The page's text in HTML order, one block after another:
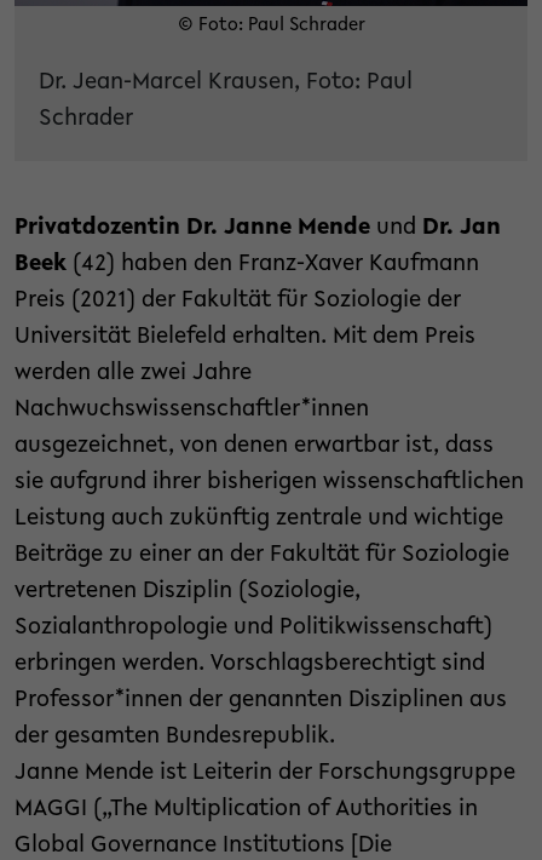
© Foto: Paul Schrader
Dr. Jean-Marcel Krausen, Foto: Paul
Schrader
Privatdozentin Dr. Janne Mende und Dr. Jan
Beek (42) haben den Franz-Xaver Kaufmann
Preis (2021) der Fakultät für Soziologie der
Universität Bielefeld erhalten. Mit dem Preis
werden alle zwei Jahre
Nachwuchswissenschaftler*innen
ausgezeichnet, von denen erwartbar ist, dass
sie aufgrund ihrer bisherigen wissenschaftlichen
Leistung auch zukünftig zentrale und wichtige
Beiträge zu einer an der Fakultät für Soziologie
vertretenen Disziplin (Soziologie,
Sozialanthropologie und Politikwissenschaft)
erbringen werden. Vorschlagsberechtigt sind
Professor*innen der genannten Disziplinen aus
der gesamten Bundesrepublik.
Janne Mende ist Leiterin der Forschungsgruppe
MAGGI („The Multiplication of Authorities in
Global Governance Institutions [Die